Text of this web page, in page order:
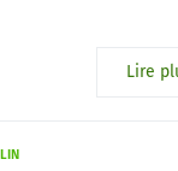
Lire